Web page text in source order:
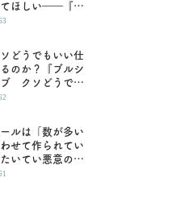
てほしい――『母
縛 娘という牢
どうでもいい仕
のか？『ブルシ
ブ クソどうでも
論』
ルは「数が多い
せて作られてい
いてい悪意のな